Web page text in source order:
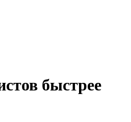
быстрее